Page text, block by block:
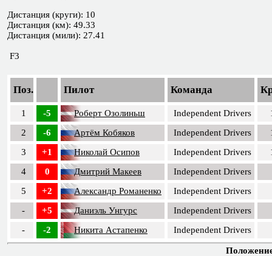
Дистанция (круги): 10
Дистанция (км): 49.33
Дистанция (мили): 27.41
F3
Поз. Пилот Команда
1 -5 Роберт Озолиньш Independent Drivers
2
-6 Артём Кобяков Independent Drivers
3
+1 Николай Осипов Independent Drivers
4
0 Дмитрий Макеев
Independent Drivers
5
+2 Александр Романенко
Independent Drivers
-
+5 Даниэль Унгурс
Independent Drivers
-
-2 Никита Астапенко Independent Drivers
Положение